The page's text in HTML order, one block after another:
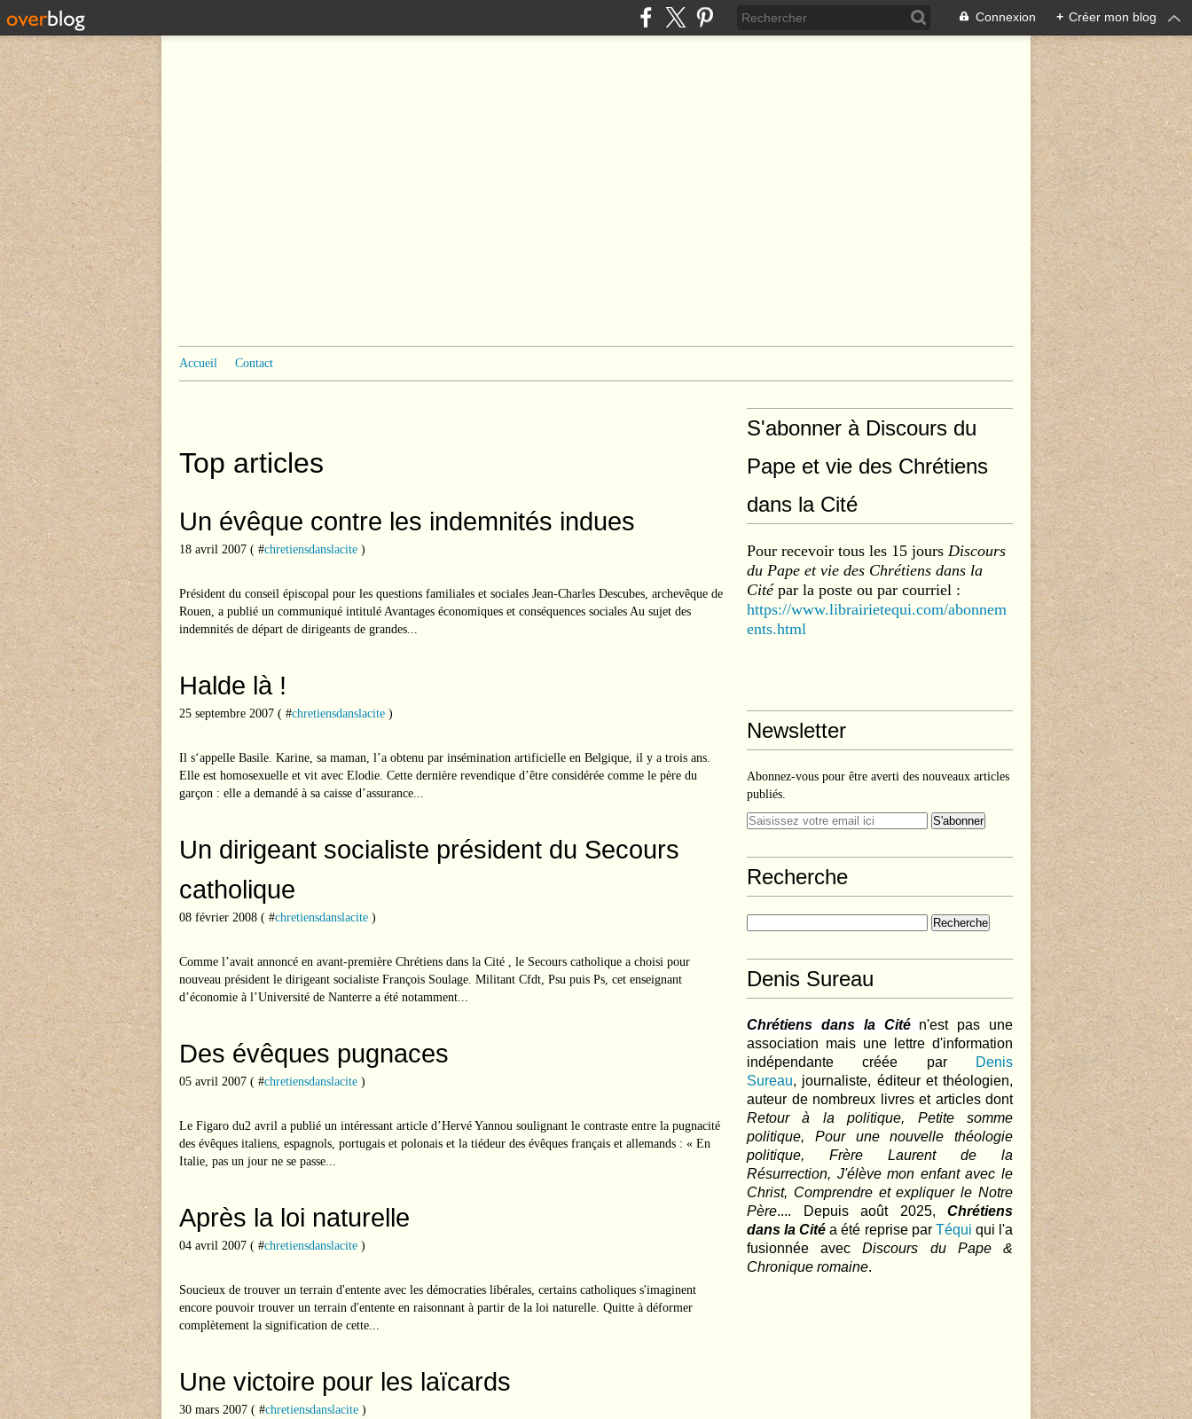
Connexion + Créer mon blog
Accueil Contact
Top articles
Un évêque contre les indemnités indues
18 avril 2007 ( #chretiensdanslacite )
Président du conseil épiscopal pour les questions familiales et sociales Jean-Charles Descubes, archevêque de
Rouen, a publié un communiqué intitulé Avantages économiques et conséquences sociales Au sujet des
indemnités de départ de dirigeants de grandes...
Halde là !
25 septembre 2007 ( #chretiensdanslacite )
Il s‘appelle Basile. Karine, sa maman, l’a obtenu par insémination artificielle en Belgique, il y a trois ans.
Elle est homosexuelle et vit avec Elodie. Cette dernière revendique d’être considérée comme le père du
garçon : elle a demandé à sa caisse d’assurance...
Un dirigeant socialiste président du Secours
catholique
08 février 2008 ( #chretiensdanslacite )
Comme l’avait annoncé en avant-première Chrétiens dans la Cité , le Secours catholique a choisi pour
nouveau président le dirigeant socialiste François Soulage. Militant Cfdt, Psu puis Ps, cet enseignant
d’économie à l’Université de Nanterre a été notamment...
Des évêques pugnaces
05 avril 2007 ( #chretiensdanslacite )
Le Figaro du2 avril a publié un intéressant article d’Hervé Yannou soulignant le contraste entre la pugnacité
des évêques italiens, espagnols, portugais et polonais et la tiédeur des évêques français et allemands : « En
Italie, pas un jour ne se passe...
Après la loi naturelle
04 avril 2007 ( #chretiensdanslacite )
Soucieux de trouver un terrain d'entente avec les démocraties libérales, certains catholiques s'imaginent
encore pouvoir trouver un terrain d'entente en raisonnant à partir de la loi naturelle. Quitte à déformer
complètement la signification de cette...
Une victoire pour les laïcards
30 mars 2007 ( #chretiensdanslacite )
S'abonner à Discours du
Pape et vie des Chrétiens
dans la Cité
Pour recevoir tous les 15 jours Discours
du Pape et vie des Chrétiens dans la
Citépar la poste ou par courriel :
https://www.librairietequi.com/abonnem
ents.html
Newsletter
Abonnez-vous pour être averti des nouveaux articles
publiés.
Recherche
Denis Sureau
Chrétiens dans la Cité
n'est pas une
association mais une lettre d'information
indépendante créée par
Denis
Sureau, journaliste, éditeur et théologien,
auteur de nombreux livres et articles dont
Retour à la politique, Petite somme
politique, Pour une nouvelle théologie
politique, Frère Laurent de la
Résurrection, J'élève mon enfant avec le
Christ, Comprendre et expliquer le Notre
Père.... Depuis août 2025, Chrétiens
dans la Cité a été reprise par Téqui qui l'a
fusionnée avecDiscours du Pape &
Chronique romaine.